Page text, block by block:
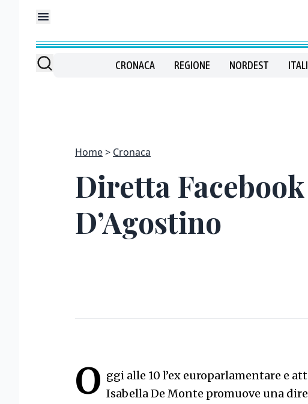
CRONACA REGIONE NORDEST
Home Cronaca
Diretta
D’Agostino
O ggi alle 10 l’ex europarlamentare e
Isabella De Monte promuove una